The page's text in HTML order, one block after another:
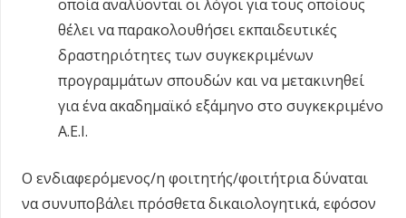
οποία αναλύονται οι λόγοι για τους οποίους
θέλει να παρακολουθήσει εκπαιδευτικές
δραστηριότητες των συγκεκριμένων
προγραμμάτων σπουδών και να μετακινηθεί
για ένα ακαδημαϊκό εξάμηνο στο συγκεκριμένο
Α.Ε.Ι.
Ο ενδιαφερόμενος/η φοιτητής/φοιτήτρια δύναται
να συνυποβάλει πρόσθετα δικαιολογητικά, εφόσον